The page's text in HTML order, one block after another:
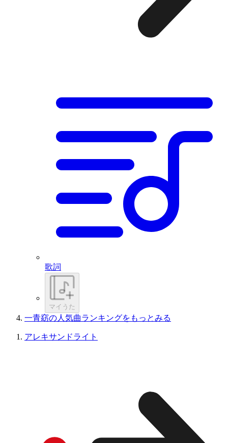
歌詞
マイうた
一青窈の人気曲ランキングをもっとみる
アレキサンドライト